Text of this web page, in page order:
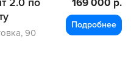
2.0 по
90
169 000 р.
Подробнее